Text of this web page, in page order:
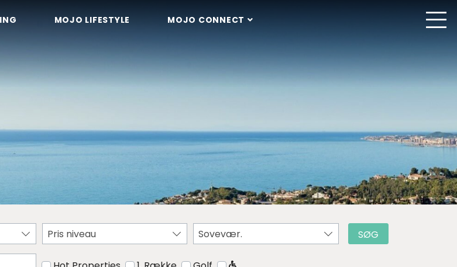
MOJO LIFESTYLE MOJO CONNECT
Pris niveau Sovevær. SØG